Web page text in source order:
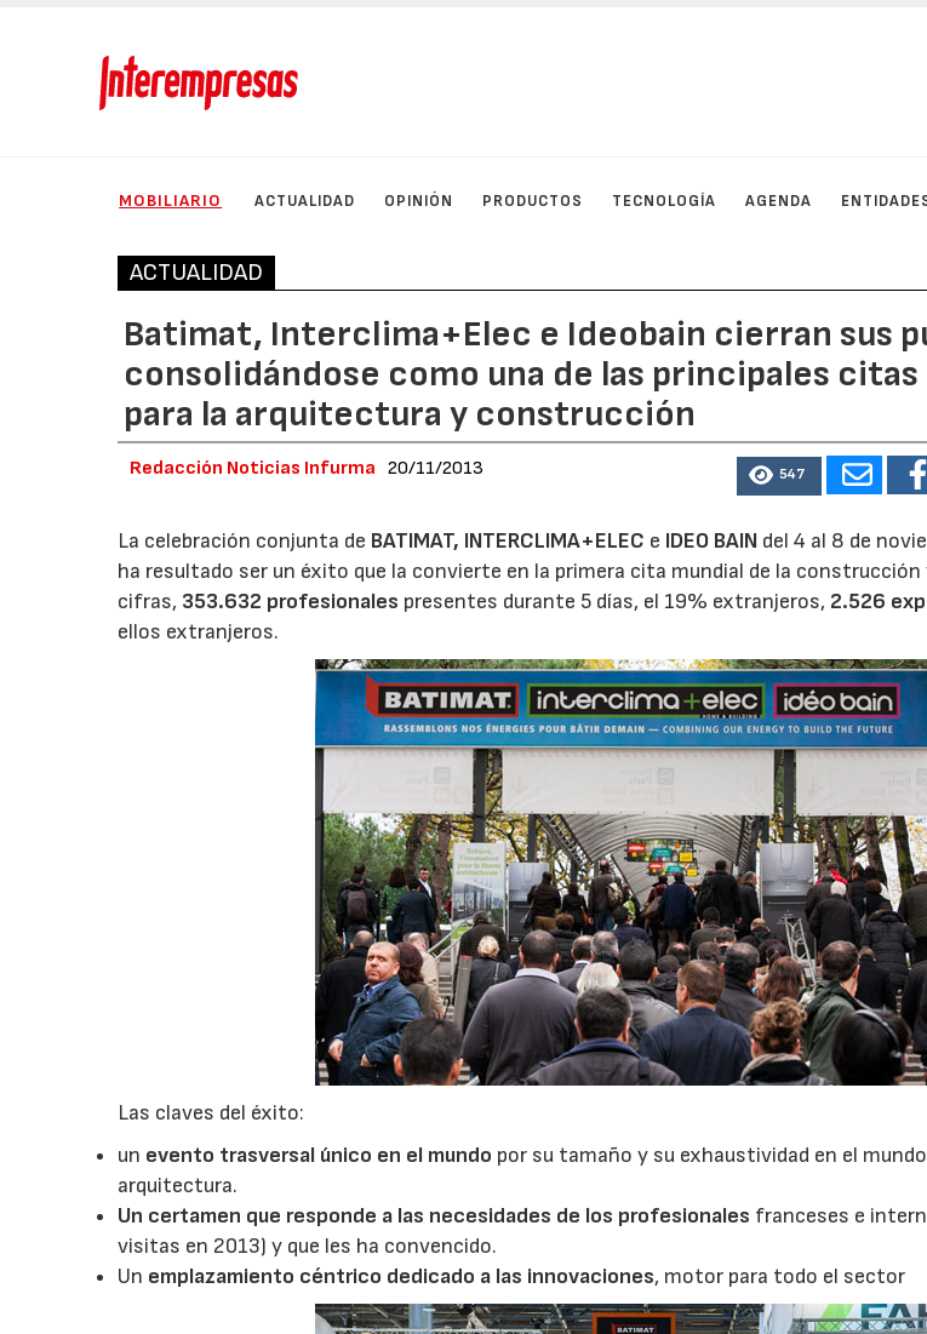
MOBILIARIO ACTUALIDAD OPINIÓN PRODUCTOS TECNOLOGÍA AGENDA
ACTUALIDAD
Batimat, Interclima+Elec e Ideobain cierran sus
consolidándose como una de las principales
para la arquitectura y construcción
Redacción Noticias Infurma 20/11/2013 547
La celebración conjunta de BATIMAT, INTERCLIMA+ELEC e IDEO BAIN del 4 al 8 de
ha resultado ser un éxito que la convierte en la primera cita mundial de la construcción
cifras, 353.632 profesionales presentes durante 5 días, el 19% extranjeros, 2.526
ellos extranjeros.
Las claves del éxito:
un evento trasversal único en el mundo por su tamaño y su exhaustividad en el
arquitectura.
Un certamen que responde a las necesidades de los profesionales franceses e
visitas en 2013) y que les ha convencido.
Un emplazamiento céntrico dedicado a las innovaciones, motor para todo el sector